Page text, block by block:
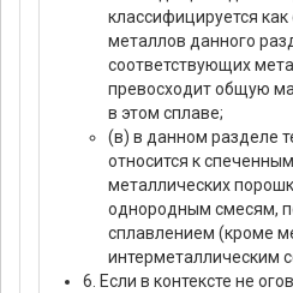
классифицируется
металлов данного
соответствующих
превосходит общую
в этом сплаве;
(в) в данном разделе
относится к
металлических
однородным смесям,
сплавлением (кроме
интерметаллическим
6. Если в контексте не